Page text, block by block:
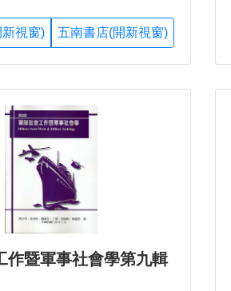
視窗) 五南書店(開新視窗)
作暨軍事社會學第九輯